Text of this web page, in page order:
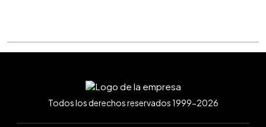
Todos los derechos reservados 1999-2026